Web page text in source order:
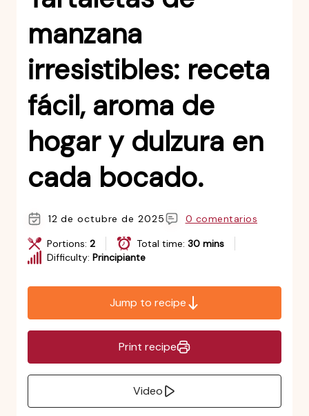
manzana
irresistibles: receta
fácil, aroma de
hogar y dulzura en
cada bocado.
12 de octubre de 2025
0 comentarios
Portions: 2 Total time: 30 mins
Difficulty: Principiante
Jump to recipe
Print recipe
Video